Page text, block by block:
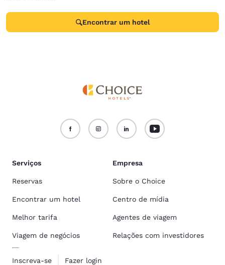
Encontrar um hotel
Serviços
Reservas
Encontrar um hotel
Melhor tarifa
Viagem de negócios
Inscreva-se Fazer login
Empresa
Sobre o Choice
Centro de mídia
Agentes de viagem
Relações com investidores